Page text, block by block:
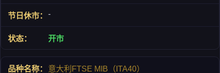
-
开市
意大利FTSE MIB（ITA40）